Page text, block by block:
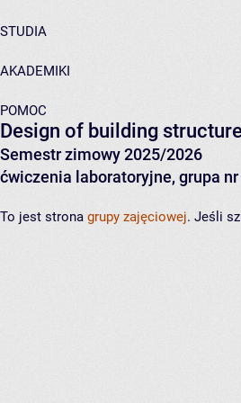
STUDIA
AKADEMIKI
POMOC
Design of building
Semestr zimowy 2025/2026
ćwiczenia laboratoryjne, grupa nr
To jest strona grupy zajęciowej. Jeśli